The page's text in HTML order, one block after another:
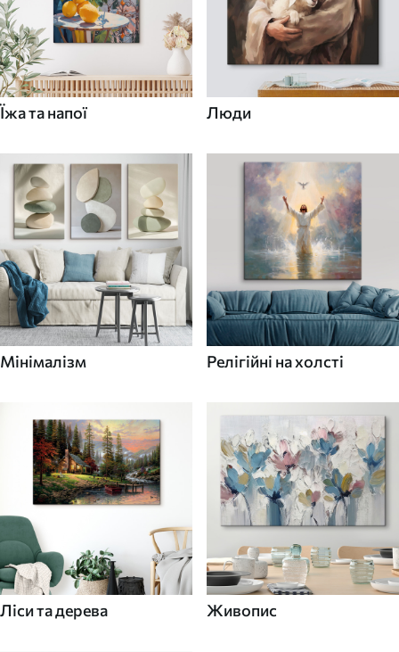
Їжа та напої Люди
Мінімалізм Релігійні на холсті
Ліси та дерева Живопис